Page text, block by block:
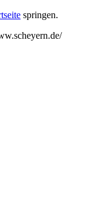
springen.